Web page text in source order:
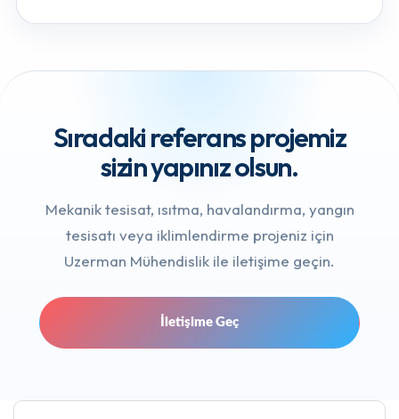
Sıradaki referans projemiz
sizin yapınız olsun.
Mekanik tesisat, ısıtma, havalandırma, yangın
tesisatı veya iklimlendirme projeniz için
Uzerman Mühendislik ile iletişime geçin.
İletişime Geç